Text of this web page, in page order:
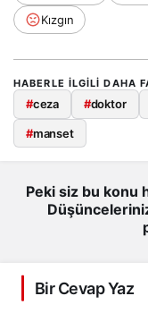
Kızgın
HABERLE ILGILI DAHA
#ceza #doktor
#manset
Peki siz bu konu
Bir Cevap Yaz